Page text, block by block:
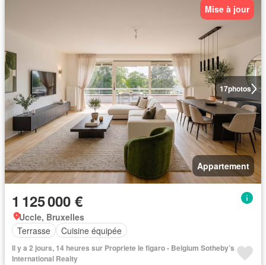
17photos
Mise à jour
Appartement
1 125 000 €
Uccle, Bruxelles
Terrasse
Cuisine équipée
Il y a 2 jours, 14 heures sur Propriete le figaro - Belgium Sotheby’s
International Realty